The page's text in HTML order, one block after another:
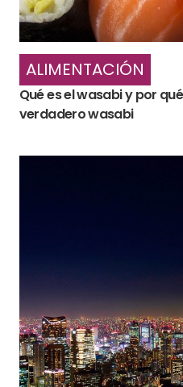
ALIMENTACIÓN
Qué es el wasabi y por
verdadero wasabi